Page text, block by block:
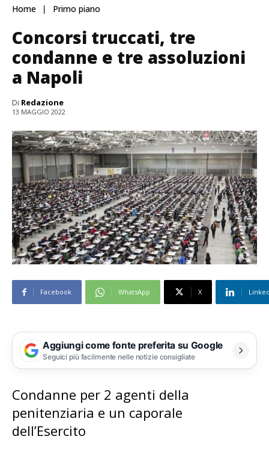
Home Primo piano
Concorsi truccati, tre
condanne e tre assoluzioni
a Napoli
Di Redazione
13 MAGGIO 2022
Facebook WhatsApp X
Aggiungi come fonte preferita su Google
Seguici più facilmente nelle notizie consigliate
Condanne per 2 agenti della
penitenziaria e un caporale
dell’Esercito